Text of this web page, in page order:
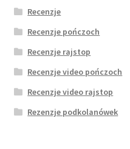
Recenzje
Recenzje pończoch
Recenzje rajstop
Recenzje video pończoch
Recenzje video rajstop
Rezenzje podkolanówek